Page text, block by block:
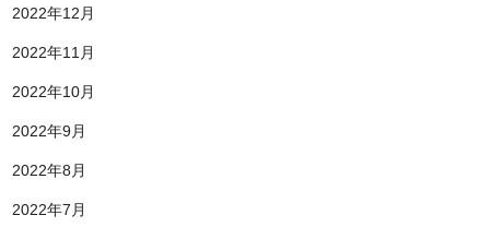
2022年12月
2022年11月
2022年10月
2022年9月
2022年8月
2022年7月